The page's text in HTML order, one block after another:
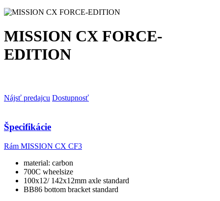
MISSION CX FORCE-
EDITION
Nájsť predajcu Dostupnosť
Špecifikácie
Rám MISSION CX CF3
material: carbon
700C wheelsize
100x12/ 142x12mm axle standard
BB86 bottom bracket standard